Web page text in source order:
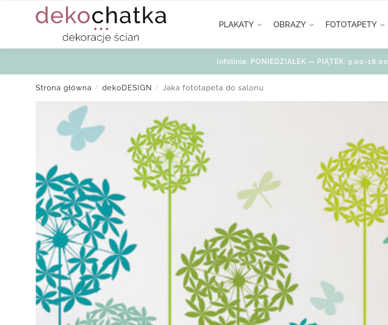
PLAKATY OBRAZY FOTOTAPETY
Infolinia: PONIEDZIAŁEK — PIĄTEK: 9.00-16.00
Strona główna / dekoDESIGN / Jaka fototapeta do salonu